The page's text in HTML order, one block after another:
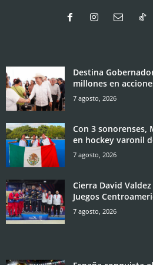
Destina
millones en
7 agosto, 2026
Con 3 sonorenses,
en hockey varonil
7 agosto, 2026
Cierra David
Juegos
7 agosto, 2026